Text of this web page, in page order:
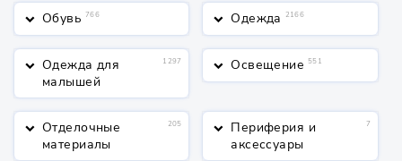
keyboard_arrow_down Обувь 766 keyboard_arrow_down Одежда 2166
keyboard_arrow_down Одежда для
малышей
1297 keyboard_arrow_down Освещение 551
keyboard_arrow_down Отделочные
материалы
205 keyboard_arrow_down Периферия и
аксессуары
7